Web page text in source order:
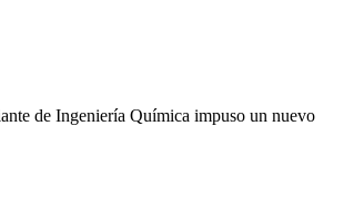
de Ingeniería Química impuso un nuevo